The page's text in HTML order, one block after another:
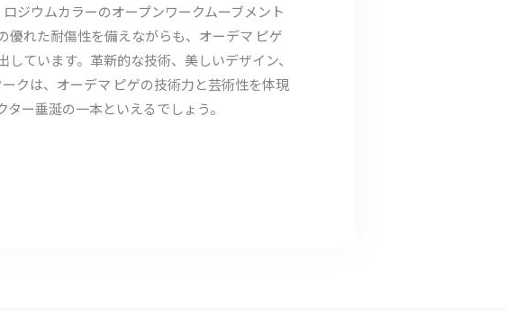
ジウムカラーのオープンワークムーブメント
優れた耐傷性を備えながらも、オーデマ ピゲ
ています。革新的な技術、美しいデザイン、
クは、オーデマ ピゲの技術力と芸術性を体現
ー垂涎の一本といえるでしょう。